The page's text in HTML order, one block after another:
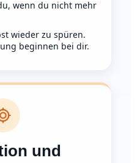
wenn du nicht mehr
wieder zu spüren.
beginnen bei dir.
und